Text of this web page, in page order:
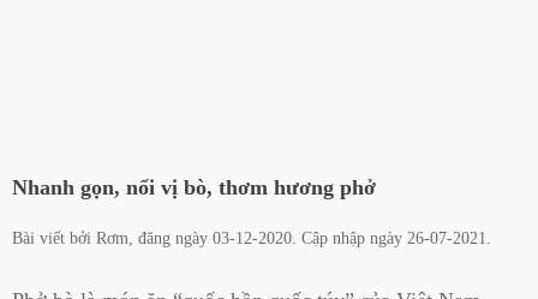
Nhanh gọn, nổi vị bò, thơm hương phở
Bài viết bởi Rơm, đăng ngày 03-12-2020. Cập nhập ngày 26-07-2021.